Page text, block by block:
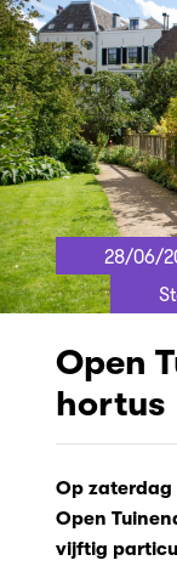
28/06/
Open
hortus
Op
Open
vijftig